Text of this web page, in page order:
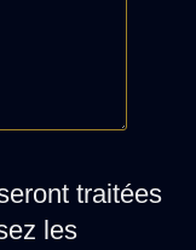
traitées
les